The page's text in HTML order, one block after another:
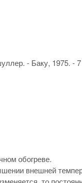
- Баку, 1975. -
обогреве.
внешней